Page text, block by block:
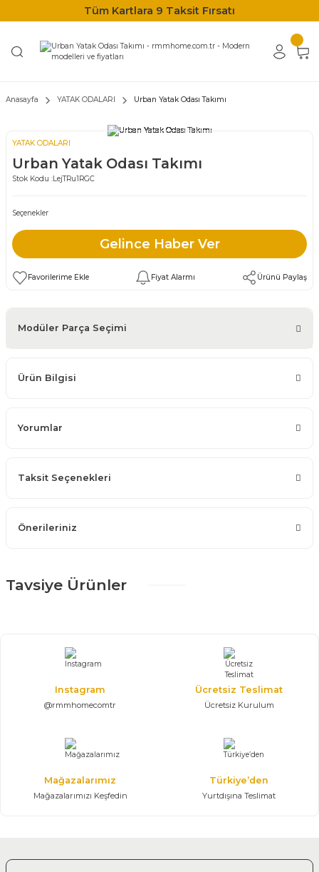
Tüm Kartlara 9 Taksit Fırsatı
Anasayfa YATAK ODALARI Urban Yatak Odası Takımı
YATAK ODALARI
Urban Yatak Odası Takımı
Stok Kodu :LejTRu1RGC
Seçenekler
Gelince Haber Ver
Fiyat Alarmı Ürünü Paylaş
Modüler Parça Seçimi
Ürün Bilgisi
Yorumlar
Taksit Seçenekleri
Önerileriniz
Tavsiye Ürünler
282.350,00 TL
Instagram
@rmmhomecomtr
Ücretsiz Teslimat
Ücretsiz Kurulum
Mağazalarımız
Mağazalarımızı Keşfedin
Türkiye’den
Yurtdışına Teslimat